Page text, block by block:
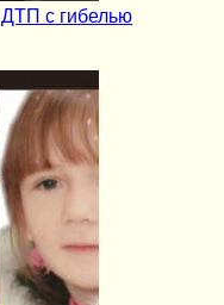
ДТП с гибелью